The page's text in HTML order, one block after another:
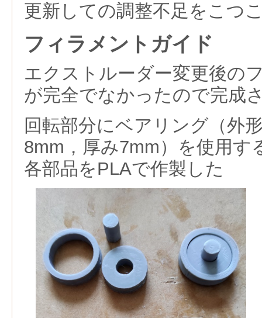
更新しての調整不足をこつ
フィラメントガイド
エクストルーダー変更後の
が完全でなかったので完成
回転部分にベアリング（外
8mm，厚み7mm）を使用す
各部品をPLAで作製した